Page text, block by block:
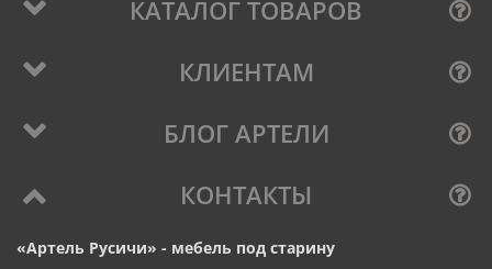
КАТАЛОГ ТОВАРОВ
КЛИЕНТАМ
БЛОГ АРТЕЛИ
КОНТАКТЫ
«Артель Русичи» - мебель под старину